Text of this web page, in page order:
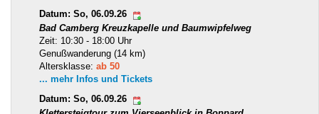
Datum: So, 06.09.26
Bad Camberg Kreuzkapelle und Baumwipfelweg
Zeit: 10:30 - 18:00 Uhr
Genußwanderung (14 km)
Altersklasse: ab 50
... mehr Infos und Tickets
Datum: So, 06.09.26